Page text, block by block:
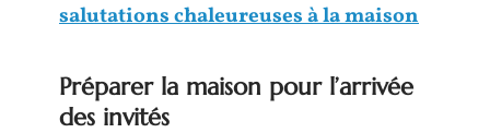
salutations chaleureuses à la maison
Préparer la maison pour l’arrivée
des invités